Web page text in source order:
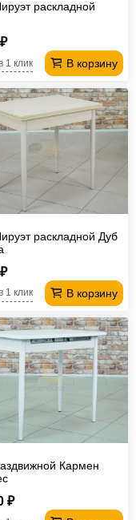
раскладной
В корзину
1 клик
раскладной Дуб
В корзину
1 клик
Кармен
₽